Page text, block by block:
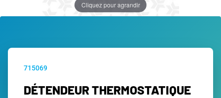
Cliquez pour agrandir
715069
DÉTENDEUR THERMOSTATIQUE